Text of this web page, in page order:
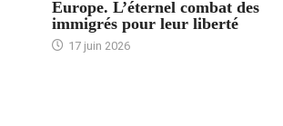
Europe. L’éternel combat des
immigrés pour leur liberté
17 juin 2026